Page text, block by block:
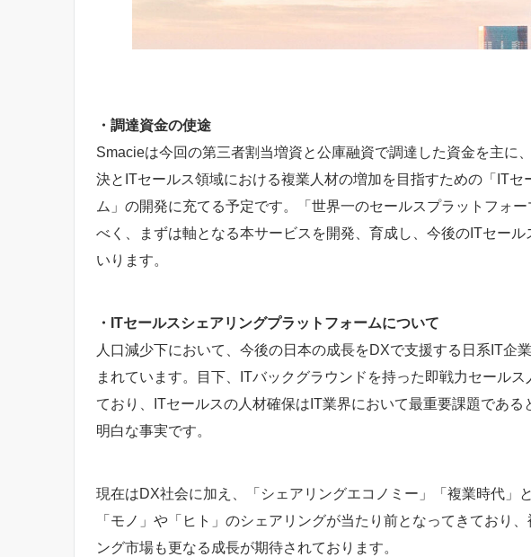
・ 調達資金の使途
Smacieは今回の第三者割当増資と公庫融資で調達した資金を主に
決とITセールス領域における複業人材の増加を目指すための「IT
ム」の開発に充てる予定です。「世界一のセールスプラットフォ
べく、まずは軸となる本サービスを開発、育成し、今後のITセー
いります。
・ITセールスシェアリングプラットフォームについて
人口減少下において、今後の日本の成長をDXで支援する日系IT企
まれています。目下、ITバックグラウンドを持った即戦力セール
ており、ITセールスの人材確保はIT業界において最重要課題であ
明白な事実です。
現在はDX社会に加え、「シェアリングエコノミー」「複業時代」
「モノ」や「ヒト」のシェアリングが当たり前となってきており
ング市場も更なる成長が期待されております。